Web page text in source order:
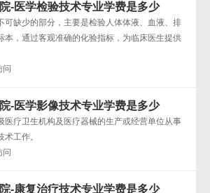
-医学检验技术专业学费是多少
可缺少的部分，主要是检验人体体液、血液、排
本，通过客观准确的化验指标，为临床医生提供
问
-医学影像技术专业学费是多少
医疗卫生机构及医疗器械的生产或经营单位从事
工作。
问
-康复治疗技术专业学费是多少